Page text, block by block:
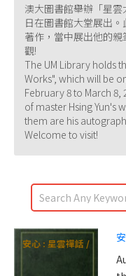
澳大圖書館舉辦「星雲
日在圖書館大堂展出
著作，當中展出他的
觀!
The UM Library holds
Works", which will be
February 8 to March 8,
of master Hsing Yun's
them are his
Welcome to visit!
安心 : 星雲禪話 /